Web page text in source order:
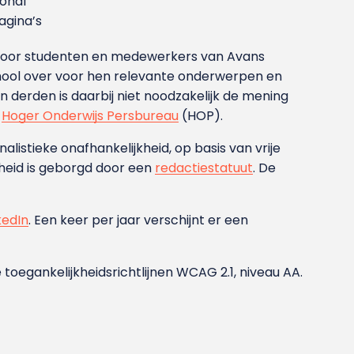
studenten en medewerkers van Avans
over voor hen relevante onderwerpen en
is daarbij niet noodzakelijk de mening
Hoger Onderwijs Persbureau (HOP).
onafhankelijkheid, op basis van vrije
is geborgd door een redactiestatuut. De
. Een keer per jaar verschijnt er een
WCAG 2.1, niveau AA.